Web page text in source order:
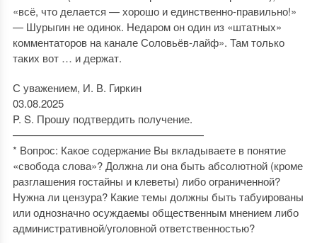
«всё, что делается — хорошо и единственно-правильно!»
— Шурыгин не одинок. Недаром он один из «штатных»
комментаторов на канале Соловьёв-лайф». Там только
таких вот … и держат.
С уважением, И. В. Гиркин
03.08.2025
P. S. Прошу подтвердить получение.
——————————————————
* Вопрос: Какое содержание Вы вкладываете в понятие
«свобода слова»? Должна ли она быть абсолютной (кроме
разглашения гостайны и клеветы) либо ограниченной?
Нужна ли цензура? Какие темы должны быть табуированы
или однозначно осуждаемы общественным мнением либо
административной/уголовной ответственностью?